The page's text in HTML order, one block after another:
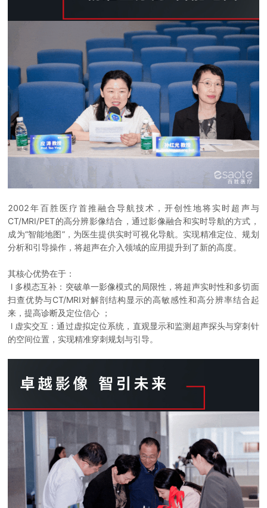
2002年百胜医疗首推融合导航技术，开创性地将实时超声与
CT/MRI/PET的高分辨影像结合，通过影像融合和实时导航的方式，
成为“智能地图”，为医生提供实时可视化导航。实现精准定位、规划
分析和引导操作，将超声在介入领域的应用提升到了新的高度。
其核心优势在于：
l 多模态互补：突破单一影像模式的局限性，将超声实时性和多切面
扫查优势与CT/MRI对解剖结构显示的高敏感性和高分辨率结合起
来，提高诊断及定位信心 ；
l 虚实交互：通过虚拟定位系统，直观显示和监测超声探头与穿刺针
的空间位置，实现精准穿刺规划与引导。